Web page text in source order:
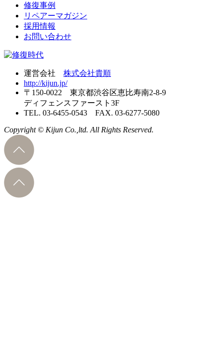
修復事例
リペアーマガジン
採用情報
お問い合わせ
運営会社 株式会社貴順
http://kijun.jp/
〒150-0022 東京都渋谷区恵比寿南2-8-9
ディフェンスファースト3F
TEL. 03-6455-0543 FAX. 03-6277-5080
Copyright © Kijun Co.,ltd. All Rights Reserved.